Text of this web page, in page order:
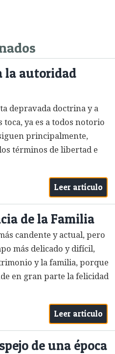
la autoridad
depravada doctrina y a
toca, ya es a todos notorio
principalmente,
términos de libertad e
Leer artículo
de la Familia
candente y actual, pero
más delicado y difícil,
y la familia, porque
en gran parte la felicidad
Leer artículo
de una época